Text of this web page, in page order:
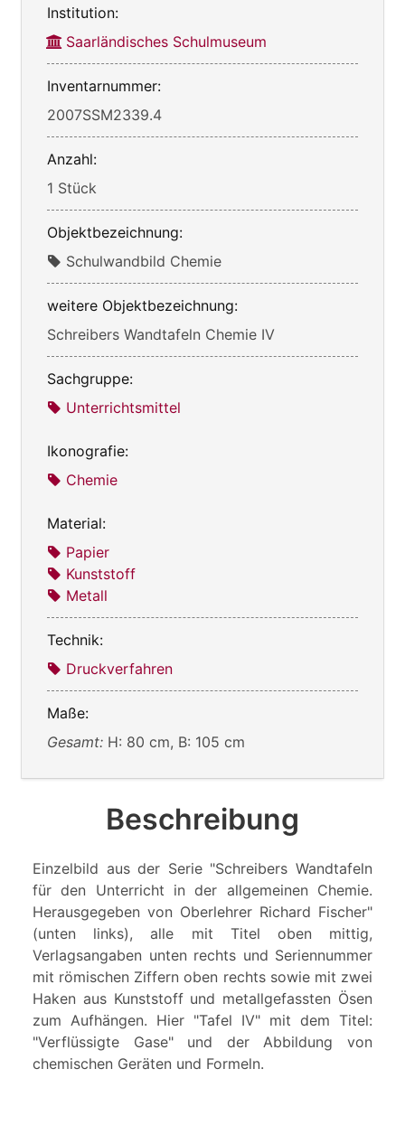
Institution:
Saarländisches Schulmuseum
Inventarnummer:
2007SSM2339.4
Anzahl:
1 Stück
Objektbezeichnung:
Schulwandbild Chemie
weitere Objektbezeichnung:
Schreibers Wandtafeln Chemie IV
Sachgruppe:
Unterrichtsmittel
Ikonografie:
Chemie
Material:
Papier
Kunststoff
Metall
Technik:
Druckverfahren
Maße:
Gesamt: H: 80 cm, B: 105 cm
Beschreibung
Einzelbild aus der Serie "Schreibers Wandtafeln
für den Unterricht in der allgemeinen Chemie.
Herausgegeben von Oberlehrer Richard Fischer"
(unten links), alle mit Titel oben mittig,
Verlagsangaben unten rechts und Seriennummer
mit römischen Ziffern oben rechts sowie mit zwei
Haken aus Kunststoff und metallgefassten Ösen
zum Aufhängen. Hier "Tafel IV" mit dem Titel:
"Verflüssigte Gase" und der Abbildung von
chemischen Geräten und Formeln.